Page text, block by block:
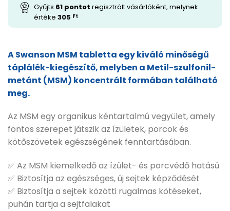
Gyűjts 61 pontot regisztrált vásárlóként, melynek
értéke 305 Ft
A Swanson MSM tabletta egy kiváló minőségű
táplálék-kiegészítő, melyben a Metil-szulfonil-
metánt (MSM) koncentrált formában található
meg.
Az MSM egy organikus kéntartalmú vegyület, amely
fontos szerepet játszik az ízületek, porcok és
kötőszövetek egészségének fenntartásában.
✅ Az MSM kiemelkedő az ízület- és porcvédő hatású
✅ Biztosítja az egészséges, új sejtek képződését
✅ Biztosítja a sejtek közötti rugalmas kötéseket,
puhán tartja a sejtfalakat